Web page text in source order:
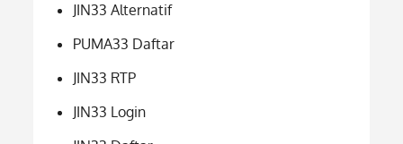
JIN33 Alternatif
PUMA33 Daftar
JIN33 RTP
JIN33 Login